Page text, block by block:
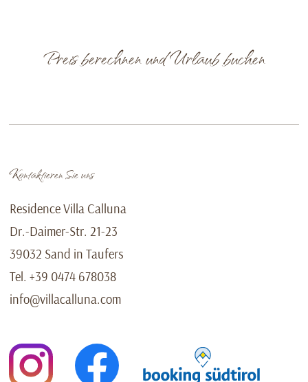
Preis berechnen und Urlaub buchen
Kontaktieren Sie uns
Residence Villa Calluna
Dr.-Daimer-Str. 21-23
39032 Sand in Taufers
Tel.+39 0474 678038
info@villacalluna.com